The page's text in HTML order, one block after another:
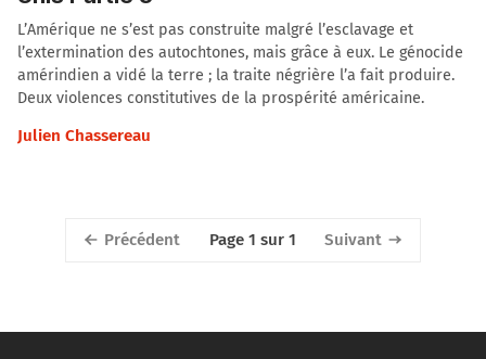
L’Amérique ne s’est pas construite malgré l’esclavage et
l’extermination des autochtones, mais grâce à eux. Le génocide
amérindien a vidé la terre ; la traite négrière l’a fait produire.
Deux violences constitutives de la prospérité américaine.
Julien Chassereau
Précédent Page 1 sur 1 Suivant